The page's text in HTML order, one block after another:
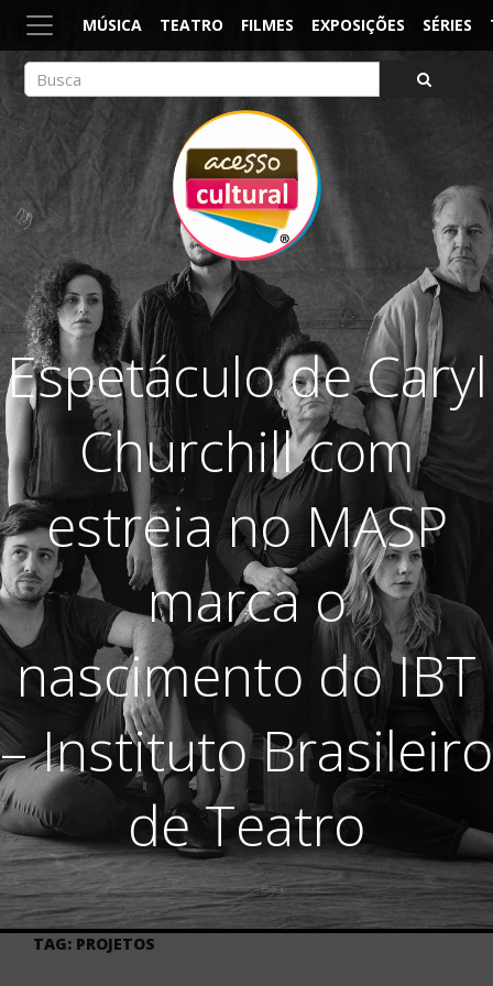
MÚSICA TEATRO FILMES EXPOSIÇÕES SÉRIES
ACESSO CULTURAL
Arte, Cultura Pop e Entretenimento
Espetáculo de Caryl
Churchill com
estreia no MASP
marca o
nascimento do IBT
– Instituto Brasileiro
de Teatro
TAG: PROJETOS